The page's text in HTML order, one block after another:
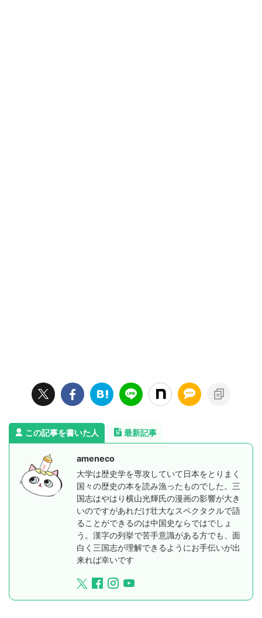
この記事を書いた人 最新記事
ameneco
大学は歴史学を専攻していて日本をとりまく
国々の歴史の本を読み漁ったものでした。三
国志はやはり横山光輝氏の漫画の影響が大き
いのですがあれだけ壮大なスペクタクルで語
ることができるのは中国史ならではでしょ
う。漢字の列挙で苦手意識がある方でも、面
白く三国志が理解できるようにお手伝いが出
来れば幸いです